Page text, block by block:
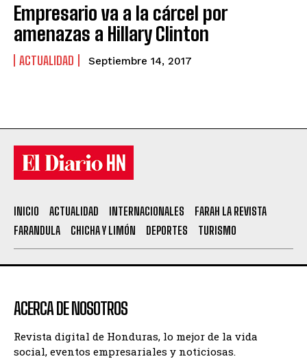
Empresario va a la cárcel por
amenazas a Hillary Clinton
ACTUALIDAD Septiembre 14, 2017
INICIO ACTUALIDAD INTERNACIONALES
FARAH LA REVISTA
FARANDULA
CHICHA Y LIMÓN DEPORTES TURISMO
ACERCA DE NOSOTROS
Revista digital de Honduras, lo mejor de la vida
social, eventos empresariales y noticiosas.